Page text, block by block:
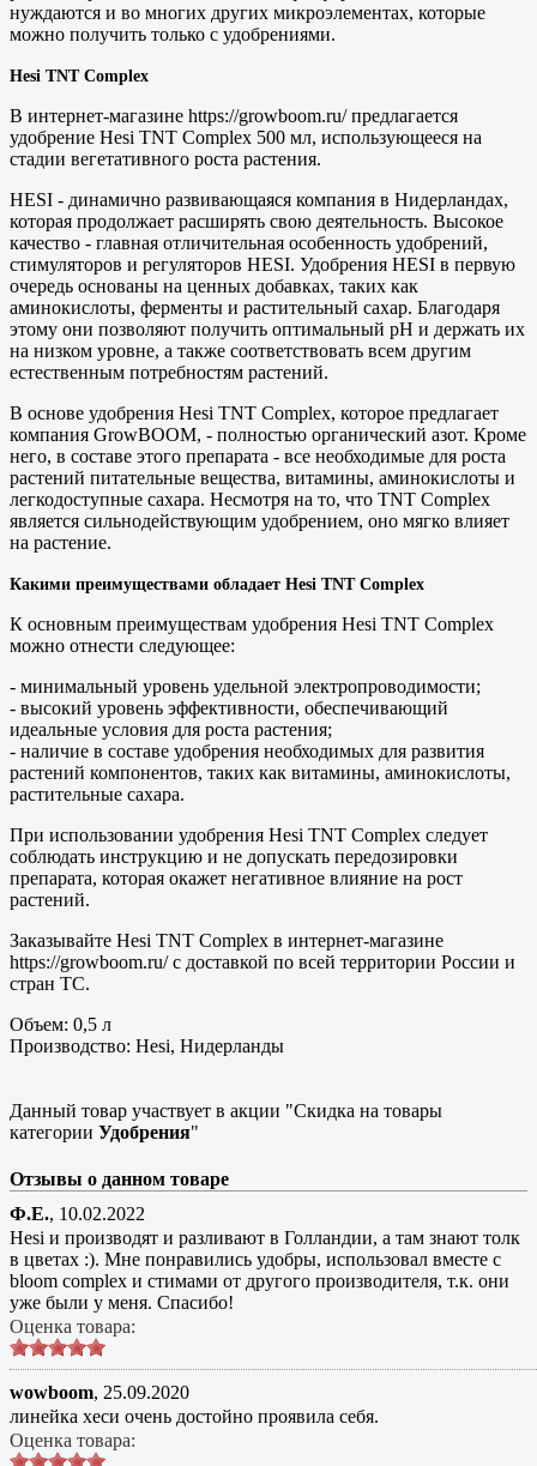
нуждаются и во многих других микроэлементах, которые
можно получить только с удобрениями.
Hesi TNT Complex
В интернет-магазине https://growboom.ru/ предлагается
удобрение Hesi TNT Complex 500 мл, использующееся на
стадии вегетативного роста растения.
HESI - динамично развивающаяся компания в Нидерландах,
которая продолжает расширять свою деятельность. Высокое
качество - главная отличительная особенность удобрений,
стимуляторов и регуляторов HESI. Удобрения HESI в первую
очередь основаны на ценных добавках, таких как
аминокислоты, ферменты и растительный сахар. Благодаря
этому они позволяют получить оптимальный pH и держать их
на низком уровне, а также соответствовать всем другим
естественным потребностям растений.
В основе удобрения Hesi TNT Complex, которое предлагает
компания GrowBOOM, - полностью органический азот. Кроме
него, в составе этого препарата - все необходимые для роста
растений питательные вещества, витамины, аминокислоты и
легкодоступные сахара. Несмотря на то, что TNT Complex
является сильнодействующим удобрением, оно мягко влияет
на растение.
Какими преимуществами обладает Hesi TNT Complex
К основным преимуществам удобрения Hesi TNT Complex
можно отнести следующее:
- минимальный уровень удельной электропроводимости;
- высокий уровень эффективности, обеспечивающий
идеальные условия для роста растения;
- наличие в составе удобрения необходимых для развития
растений компонентов, таких как витамины, аминокислоты,
растительные сахара.
При использовании удобрения Hesi TNT Complex следует
соблюдать инструкцию и не допускать передозировки
препарата, которая окажет негативное влияние на рост
растений.
Заказывайте Hesi TNT Complex в интернет-магазине
https://growboom.ru/ с доставкой по всей территории России и
стран ТС.
Объем: 0,5 л
Производство: Hesi, Нидерланды
Данный товар участвует в акции "Скидка на товары
категории Удобрения"
Отзывы о данном товаре
Ф.E., 10.02.2022
Hesi и производят и разливают в Голландии, а там знают толк
в цветах :). Мне понравились удобры, использовал вместе с
bloom complex и стимами от другого производителя, т.к. они
уже были у меня. Спасибо!
Оценка товара:
wowboom, 25.09.2020
линейка хеси очень достойно проявила себя.
Оценка товара: